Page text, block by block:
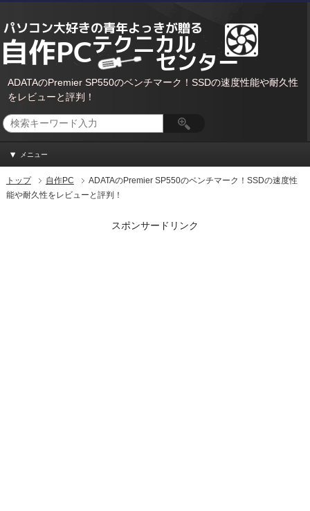
ADATAのPremier SP550のベンチマーク！SSDの速度性能や耐久性
をレビューと評判！
メニュー
トップ 自作PC
ADATAのPremier SP550のベンチマーク！SSDの速度性
能や耐久性をレビューと評判！
スポンサードリンク